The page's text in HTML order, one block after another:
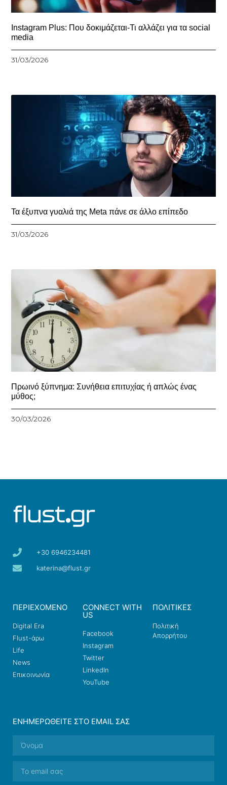
Instagram Plus: Που δοκιμάζεται-Τι αλλάζει για τα social
media
31/03/2026
Τα έξυπνα γυαλιά της Meta πάνε σε άλλο επίπεδο
31/03/2026
Πρωινό ξύπνημα: Συνήθεια επιτυχίας ή απλώς ένας
μύθος;
30/03/2026
+30 6946234481
katerina@flust.gr
ΠΕΡΙΕΧΟΜΕΝΟ
Digital Era
Flust-άρω
Life
News
Επικοινωνία
CONNECT WITH
US
Facebook
Instagram
Twitter
LinkedIn
YouTube
ΠΟΛΙΤΙΚΕΣ
Πολιτική
Απορρήτου
ΕΝΗΜΕΡΩΘΕΊΤΕ ΣΤΟ EMAIL ΣΑΣ